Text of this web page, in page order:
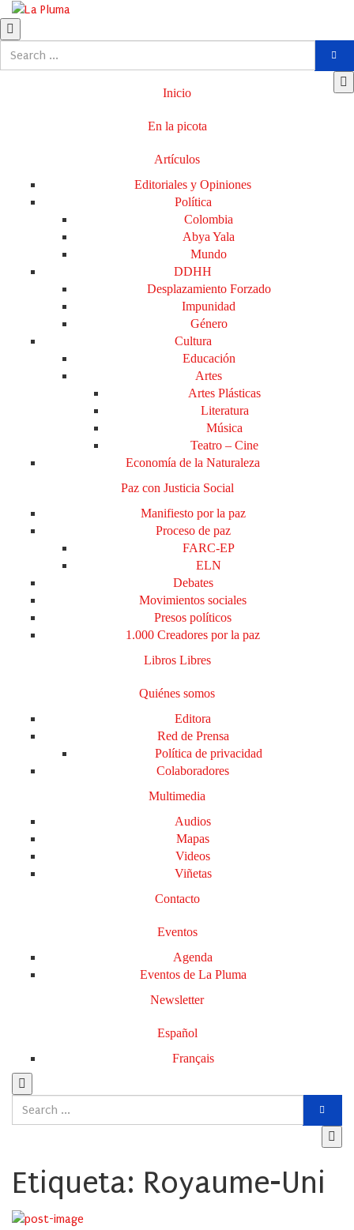
Inicio
En la picota
Artículos
Editoriales y Opiniones
Política
Colombia
Abya Yala
Mundo
DDHH
Desplazamiento Forzado
Impunidad
Género
Cultura
Educación
Artes
Artes Plásticas
Literatura
Música
Teatro – Cine
Economía de la Naturaleza
Paz con Justicia Social
Manifiesto por la paz
Proceso de paz
FARC-EP
ELN
Debates
Movimientos sociales
Presos políticos
1.000 Creadores por la paz
Libros Libres
Quiénes somos
Editora
Red de Prensa
Política de privacidad
Colaboradores
Multimedia
Audios
Mapas
Videos
Viñetas
Contacto
Eventos
Agenda
Eventos de La Pluma
Newsletter
Español
Français
Etiqueta: Royaume-Uni